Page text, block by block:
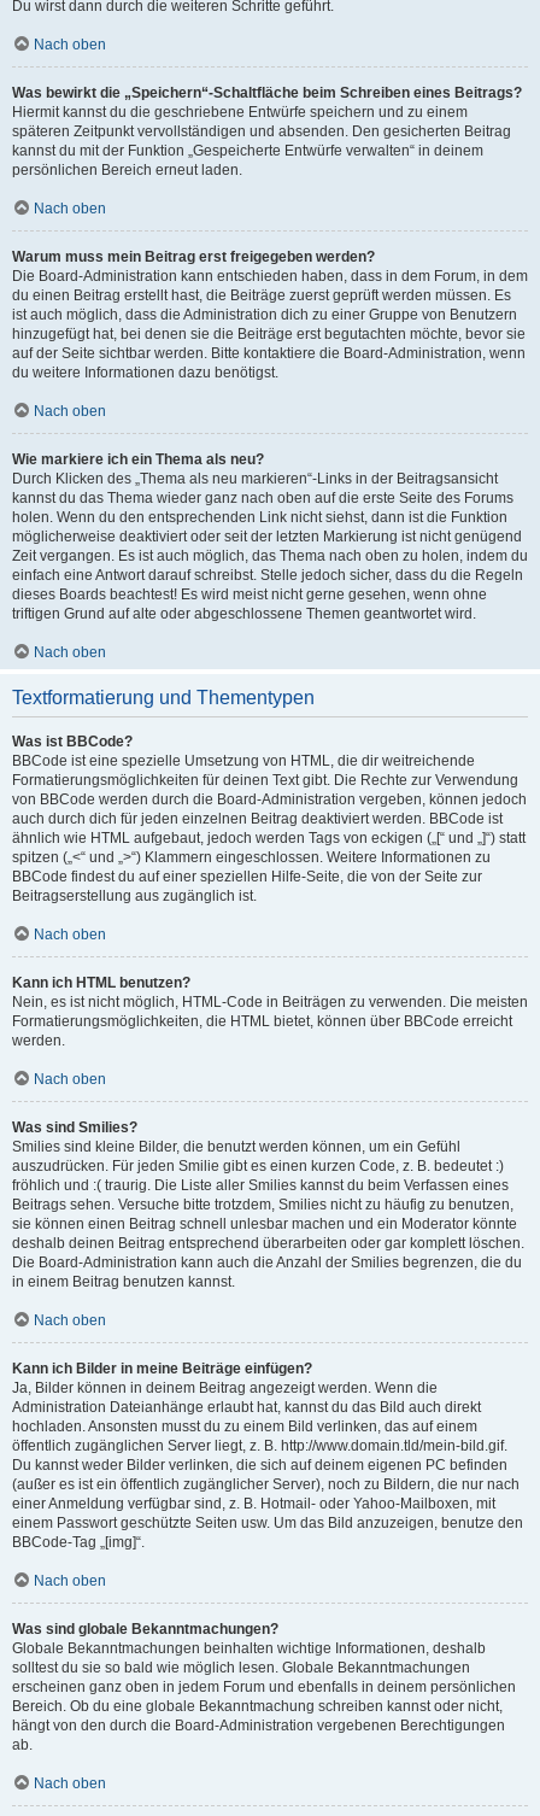
Du wirst dann durch die weiteren Schritte geführt.
Nach oben
Was bewirkt die „Speichern“-Schaltfläche beim Schreiben eines Beitrags?
Hiermit kannst du die geschriebene Entwürfe speichern und zu einem
späteren Zeitpunkt vervollständigen und absenden. Den gesicherten Beitrag
kannst du mit der Funktion „Gespeicherte Entwürfe verwalten“ in deinem
persönlichen Bereich erneut laden.
Nach oben
Warum muss mein Beitrag erst freigegeben werden?
Die Board-Administration kann entschieden haben, dass in dem Forum, in dem
du einen Beitrag erstellt hast, die Beiträge zuerst geprüft werden müssen. Es
ist auch möglich, dass die Administration dich zu einer Gruppe von Benutzern
hinzugefügt hat, bei denen sie die Beiträge erst begutachten möchte, bevor sie
auf der Seite sichtbar werden. Bitte kontaktiere die Board-Administration, wenn
du weitere Informationen dazu benötigst.
Nach oben
Wie markiere ich ein Thema als neu?
Durch Klicken des „Thema als neu markieren“-Links in der Beitragsansicht
kannst du das Thema wieder ganz nach oben auf die erste Seite des Forums
holen. Wenn du den entsprechenden Link nicht siehst, dann ist die Funktion
möglicherweise deaktiviert oder seit der letzten Markierung ist nicht genügend
Zeit vergangen. Es ist auch möglich, das Thema nach oben zu holen, indem du
einfach eine Antwort darauf schreibst. Stelle jedoch sicher, dass du die Regeln
dieses Boards beachtest! Es wird meist nicht gerne gesehen, wenn ohne
triftigen Grund auf alte oder abgeschlossene Themen geantwortet wird.
Nach oben
Textformatierung und Thementypen
Was ist BBCode?
BBCode ist eine spezielle Umsetzung von HTML, die dir weitreichende
Formatierungsmöglichkeiten für deinen Text gibt. Die Rechte zur Verwendung
von BBCode werden durch die Board-Administration vergeben, können jedoch
auch durch dich für jeden einzelnen Beitrag deaktiviert werden. BBCode ist
ähnlich wie HTML aufgebaut, jedoch werden Tags von eckigen („[“ und „]“) statt
spitzen („<“ und „>“) Klammern eingeschlossen. Weitere Informationen zu
BBCode findest du auf einer speziellen Hilfe-Seite, die von der Seite zur
Beitragserstellung aus zugänglich ist.
Nach oben
Kann ich HTML benutzen?
Nein, es ist nicht möglich, HTML-Code in Beiträgen zu verwenden. Die meisten
Formatierungsmöglichkeiten, die HTML bietet, können über BBCode erreicht
werden.
Nach oben
Was sind Smilies?
Smilies sind kleine Bilder, die benutzt werden können, um ein Gefühl
auszudrücken. Für jeden Smilie gibt es einen kurzen Code, z. B. bedeutet :)
fröhlich und :( traurig. Die Liste aller Smilies kannst du beim Verfassen eines
Beitrags sehen. Versuche bitte trotzdem, Smilies nicht zu häufig zu benutzen,
sie können einen Beitrag schnell unlesbar machen und ein Moderator könnte
deshalb deinen Beitrag entsprechend überarbeiten oder gar komplett löschen.
Die Board-Administration kann auch die Anzahl der Smilies begrenzen, die du
in einem Beitrag benutzen kannst.
Nach oben
Kann ich Bilder in meine Beiträge einfügen?
Ja, Bilder können in deinem Beitrag angezeigt werden. Wenn die
Administration Dateianhänge erlaubt hat, kannst du das Bild auch direkt
hochladen. Ansonsten musst du zu einem Bild verlinken, das auf einem
öffentlich zugänglichen Server liegt, z. B. http://www.domain.tld/mein-bild.gif.
Du kannst weder Bilder verlinken, die sich auf deinem eigenen PC befinden
(außer es ist ein öffentlich zugänglicher Server), noch zu Bildern, die nur nach
einer Anmeldung verfügbar sind, z. B. Hotmail- oder Yahoo-Mailboxen, mit
einem Passwort geschützte Seiten usw. Um das Bild anzuzeigen, benutze den
BBCode-Tag „[img]“.
Nach oben
Was sind globale Bekanntmachungen?
Globale Bekanntmachungen beinhalten wichtige Informationen, deshalb
solltest du sie so bald wie möglich lesen. Globale Bekanntmachungen
erscheinen ganz oben in jedem Forum und ebenfalls in deinem persönlichen
Bereich. Ob du eine globale Bekanntmachung schreiben kannst oder nicht,
hängt von den durch die Board-Administration vergebenen Berechtigungen
ab.
Nach oben